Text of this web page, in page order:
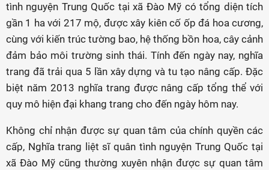
tình nguyện Trung Quốc tại xã Đào Mỹ có tổng diện tích
gần 1 ha với 217 mộ, được xây kiên cố ốp đá hoa cương,
cùng với kiến trúc tường bao, hệ thống bồn hoa, cây cảnh
đảm bảo môi trường sinh thái. Tính đến ngày nay, nghĩa
trang đã trải qua 5 lần xây dựng và tu tạo nâng cấp. Đặc
biệt năm 2013 nghĩa trang được nâng cấp tổng thể với
quy mô hiện đại khang trang cho đến ngày hôm nay.
Không chỉ nhận được sự quan tâm của chính quyền các
cấp, Nghĩa trang liệt sĩ quân tình nguyện Trung Quốc tại
xã Đào Mỹ cũng thường xuyên nhận được sự quan tâm